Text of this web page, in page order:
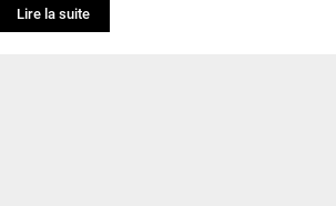
Lire la suite